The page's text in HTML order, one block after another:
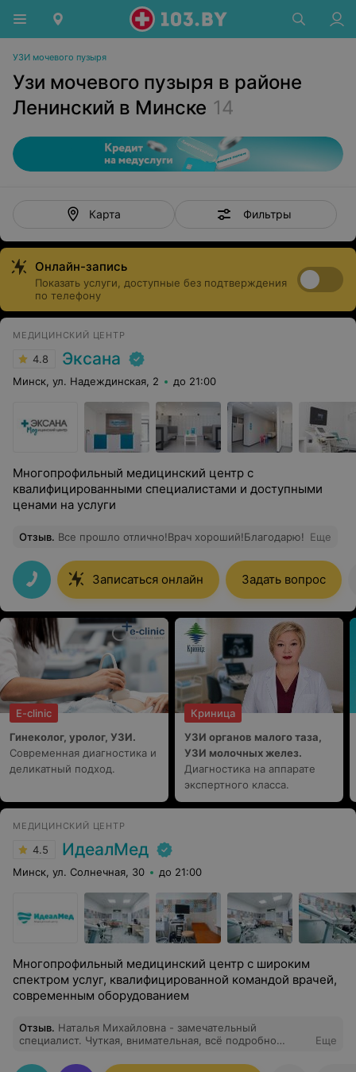
УЗИ мочевого пузыря
Узи мочевого пузыря в районе
Ленинский в Минске 14
Карта Фильтры
Онлайн-запись
Показать услуги, доступные без подтверждения
по телефону
МЕДИЦИНСКИЙ ЦЕНТР
4.8 Эксана
Минск, ул. Надеждинская, 2 до 21:00
Многопрофильный медицинский центр с
квалифицированными специалистами и доступными
ценами на услуги
Отзыв. Все прошло отлично!Врач хороший!Благодарю! Еще
Записаться онлайн Задать вопрос
E-clinic
Гинеколог, уролог, УЗИ.
Современная диагностика и
деликатный подход.
Криница
УЗИ органов малого таза,
УЗИ молочных желез.
Диагностика на аппарате
экспертного класса.
МЕДИЦИНСКИЙ ЦЕНТР
4.5 ИдеалМед
Минск, ул. Солнечная, 30 до 21:00
Многопрофильный медицинский центр с широким
спектром услуг, квалифицированной командой врачей,
современным оборудованием
Отзыв. Наталья Михайловна - замечательный
специалист. Чуткая, внимательная, всё подробно
Еще